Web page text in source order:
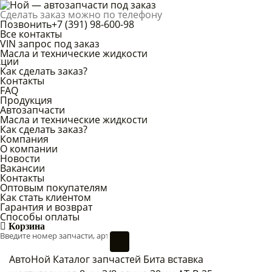
Сделать заказ можно по телефону
Позвонить+7 (391) 98-600-98
Все контакты
VIN запрос под заказ
Масла и технические жидкости
Как сделать заказ?
Контакты
FAQ
Продукция
Автозапчасти
Масла и технические жидкости
Как сделать заказ?
Компания
О компании
Новости
Вакансии
Контакты
Оптовым покупателям
Как стать клиентом
Гарантия и возврат
Способы оплаты
Корзина
АвтоНой Каталог запчастей Бита вставка